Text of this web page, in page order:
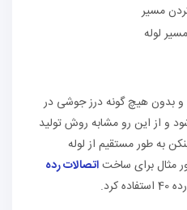
مسیر
لوله
و بدون هیچ گونه درز جوشی در
و از این رو مشابه روش تولید
به طور مستقیم از لوله
مثال برای ساختاتصالات رده